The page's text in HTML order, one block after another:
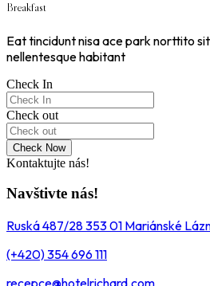
Breakfast
Eat tincidunt nisa ace park norttito
nellentesque habitant
Check In
Check out
Check Now
Kontaktujte nás!
Navštivte nás!
Ruská 487/28 353 01 Mariánské
(+420) 354 696 111
recepce@hotelrichard.com